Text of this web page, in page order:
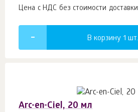
Цена с НДС без стоимости доставки
В корзину 1 шт.
Arc-en-Ciel, 20 мл